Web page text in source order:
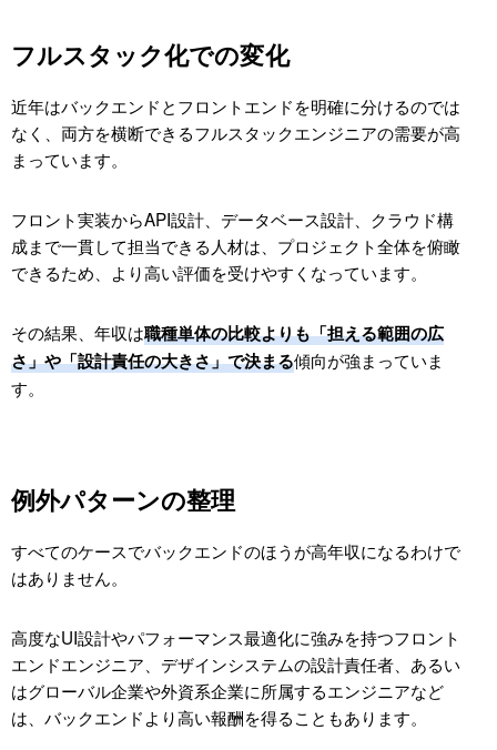
フルスタック化での変化
近年はバックエンドとフロントエンドを明確に分けるのでは
なく、両方を横断できるフルスタックエンジニアの需要が高
まっています。
フロント実装からAPI設計、データベース設計、クラウド構
成まで一貫して担当できる人材は、プロジェクト全体を俯瞰
できるため、より高い評価を受けやすくなっています。
その結果、年収は職種単体の比較よりも「担える範囲の広
さ」や「設計責任の大きさ」で決まる傾向が強まっていま
す。
例外パターンの整理
すべてのケースでバックエンドのほうが高年収になるわけで
はありません。
高度なUI設計やパフォーマンス最適化に強みを持つフロント
エンドエンジニア、デザインシステムの設計責任者、あるい
はグローバル企業や外資系企業に所属するエンジニアなど
は、バックエンドより高い報酬を得ることもあります。